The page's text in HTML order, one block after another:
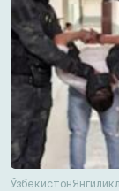
Ўзбекистон